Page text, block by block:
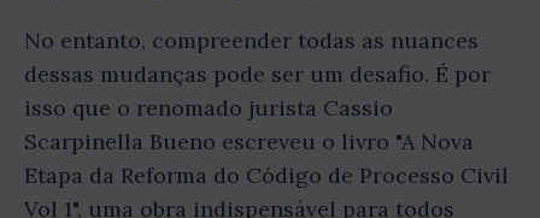
No entanto, compreender todas as nuances
dessas mudanças pode ser um desafio. É por
isso que o renomado jurista Cassio
Scarpinella Bueno escreveu o livro "A Nova
Etapa da Reforma do Código de Processo Civil
Vol 1", uma obra indispensável para todos